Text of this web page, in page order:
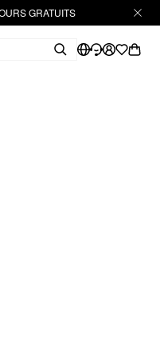
GRATUITS